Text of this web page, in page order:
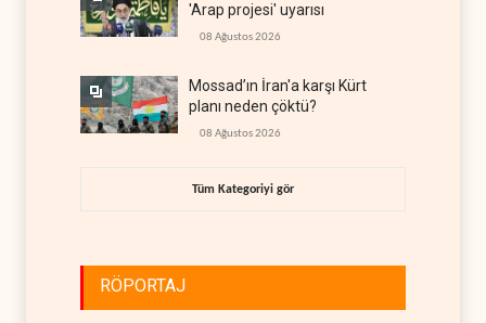
'Arap projesi' uyarısı
08 Ağustos 2026
Mossad’ın İran'a karşı Kürt
planı neden çöktü?
08 Ağustos 2026
Tüm Kategoriyi gör
RÖPORTAJ